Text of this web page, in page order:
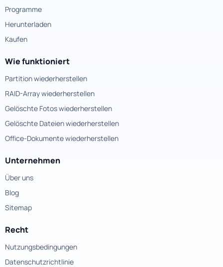
Programme
Herunterladen
Kaufen
Wie funktioniert
Partition wiederherstellen
RAID-Array wiederherstellen
Gelöschte Fotos wiederherstellen
Gelöschte Dateien wiederherstellen
Office-Dokumente wiederherstellen
Unternehmen
Über uns
Blog
Sitemap
Recht
Nutzungsbedingungen
Datenschutzrichtlinie